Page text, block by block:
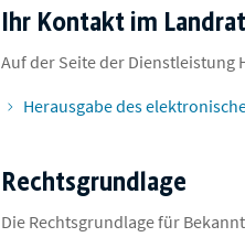
Ihr Kontakt im
Auf der Seite der Dienstleistung
Herausgabe des
Rechtsgrundlage
Die Rechtsgrundlage für